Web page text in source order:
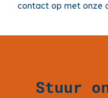
contact op met onze
Stuur